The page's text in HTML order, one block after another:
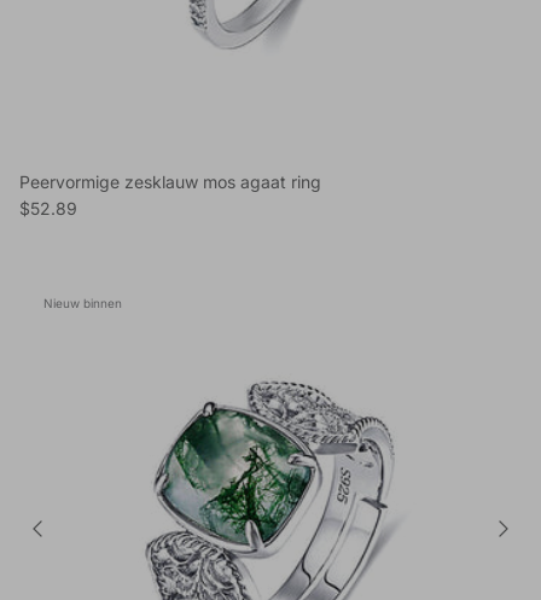
Peervormige zesklauw mos agaat ring
Reguliere prijs
$52.89
Nieuw binnen